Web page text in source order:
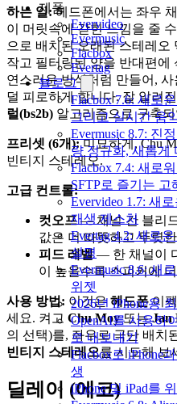
제품
Evervideo
Evermusic
Flacbox
Evertag
블로그
Flacbox 7.6: 새로
그리고 실시간 음
Evermusic 8.7: 진
량 정규화, 새롭게
Flacbox 7.4: 새로
SFTP로 즐기는 고
Evervideo 1.7: 새
재생 제스처
Evertag 4.2: 새로
설명
Evermusic 8.6: 새
위젯
2026년 iPhone용
OpenAI를 사용하
로 내보내기
Flacbox로 iPhone
생
iPhone 및 iPad를
하는 일:헤드폰에서는 좌우
이 머릿속에 갇힌 느낌을 줄
으로 배치된 오래된 스테레
작고 필터링된 양을 반대편에
연스러운 방식처럼 만들어,
덜 피로하게 합니다. 잘 알려
럴(bs2b) 알고리즘으로 구축
프리셋 (6개):미묘하게, Chu
빈티지 스테레오.
고급 컨트롤:
컷오프— 채널 간 블리
값은 더 따뜻하고 뚜렷
피드 레벨— 한 채널이
이 높을수록 스피커에
사용 방법: 이것은헤드폰이
세요. 켜고 Chu Moy또는Jan
의 선택)를, 좌우로 극단 배치
빈티지 스테레오를 시도해 보
딜레이 (에코)